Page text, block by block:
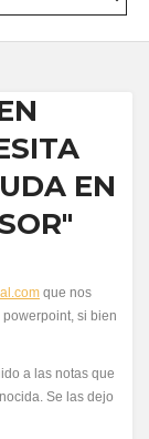
EN
que nos
si bien
a las notas que
Se las dejo